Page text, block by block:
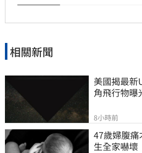
中最深的遺憾，他以此感嘆，
關係，但錯過的親情與話語，
相關新聞
美國揭最新
角飛行物曝
8小時前
47歲婦腹
生全家嚇壞